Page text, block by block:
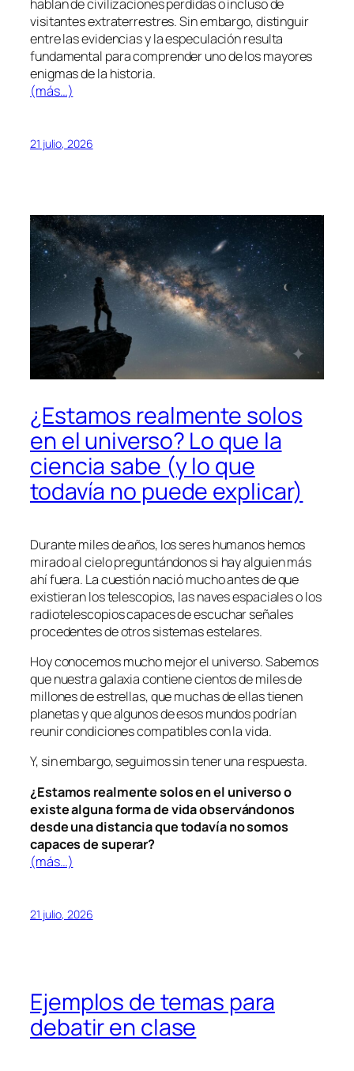
hablan de civilizaciones perdidas o incluso de
visitantes extraterrestres. Sin embargo, distinguir
entre las evidencias y la especulación resulta
fundamental para comprender uno de los mayores
enigmas de la historia.
(más…)
21 julio, 2026
¿Estamos realmente solos
en el universo? Lo que la
ciencia sabe (y lo que
todavía no puede explicar)
Durante miles de años, los seres humanos hemos
mirado al cielo preguntándonos si hay alguien más
ahí fuera. La cuestión nació mucho antes de que
existieran los telescopios, las naves espaciales o los
radiotelescopios capaces de escuchar señales
procedentes de otros sistemas estelares.
Hoy conocemos mucho mejor el universo. Sabemos
que nuestra galaxia contiene cientos de miles de
millones de estrellas, que muchas de ellas tienen
planetas y que algunos de esos mundos podrían
reunir condiciones compatibles con la vida.
Y, sin embargo, seguimos sin tener una respuesta.
¿Estamos realmente solos en el universo o
existe alguna forma de vida observándonos
desde una distancia que todavía no somos
capaces de superar?
(más…)
21 julio, 2026
Ejemplos de temas para
debatir en clase